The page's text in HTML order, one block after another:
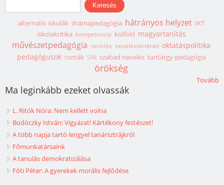
alternatív iskolák drámapedagógia hátrányos helyzet IKT
iskolakritika kompetencia külföld magyartanítás
művészetpedagógia nevelés neveléstörténet oktatáspolitika
pedagógusok romák SNI szabad nevelés tantárgy-pedagógia
örökség
Tovább
Ma leginkább ezeket olvassák
L. Ritók Nóra: Nem kellett volna
Bodóczky István: Vigyázat! Kártékony festészet!
A több napja tartó lengyel tanársztrájkról
Főmunkatársaink
A tanulás demokratizálása
Fóti Péter: A gyerekek morális fejlődése